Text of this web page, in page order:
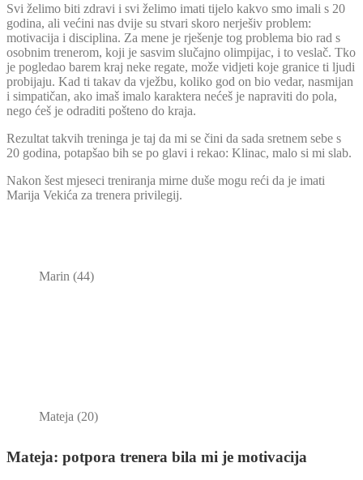
Svi želimo biti zdravi i svi želimo imati tijelo kakvo smo imali s 20
godina, ali većini nas dvije su stvari skoro nerješiv problem:
motivacija i disciplina. Za mene je rješenje tog problema bio rad s
osobnim trenerom, koji je sasvim slučajno olimpijac, i to veslač. Tko
je pogledao barem kraj neke regate, može vidjeti koje granice ti ljudi
probijaju. Kad ti takav da vježbu, koliko god on bio vedar, nasmijan
i simpatičan, ako imaš imalo karaktera nećeš je napraviti do pola,
nego ćeš je odraditi pošteno do kraja.
Rezultat takvih treninga je taj da mi se čini da sada sretnem sebe s
20 godina, potapšao bih se po glavi i rekao: Klinac, malo si mi slab.
Nakon šest mjeseci treniranja mirne duše mogu reći da je imati
Marija Vekića za trenera privilegij.
Marin (44)
Mateja (20)
Mateja: potpora trenera bila mi je motivacija